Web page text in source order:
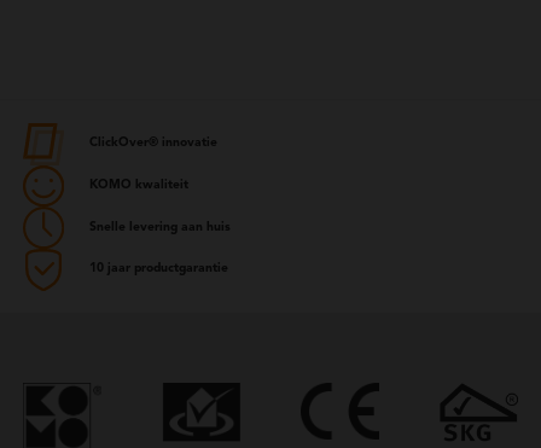
ClickOver® innovatie
KOMO kwaliteit
Snelle levering aan huis
10 jaar productgarantie